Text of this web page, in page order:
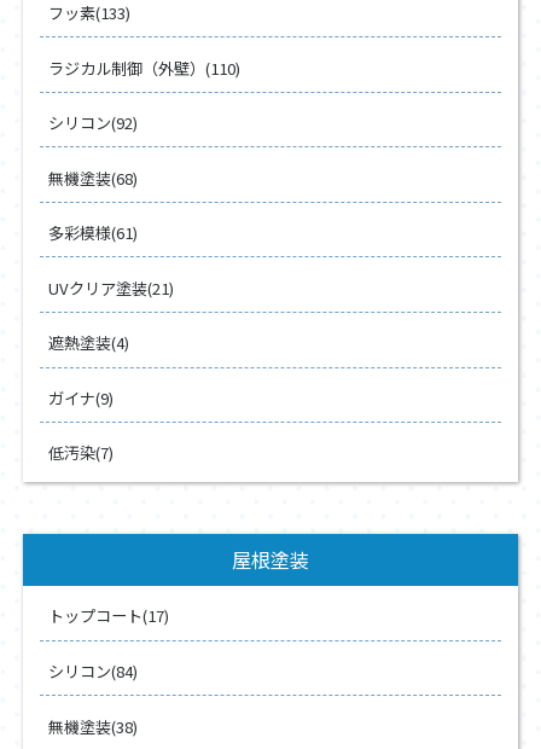
フッ素(133)
ラジカル制御（外壁）(110)
シリコン(92)
無機塗装(68)
多彩模様(61)
UVクリア塗装(21)
遮熱塗装(4)
ガイナ(9)
低汚染(7)
屋根塗装
トップコート(17)
シリコン(84)
無機塗装(38)